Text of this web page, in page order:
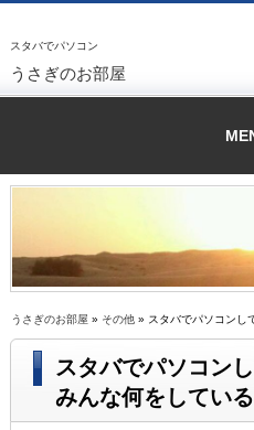
スタバでパソコン
うさぎのお部屋
うさぎのお部屋 » その他 » スタバでパソコンし
スタバでパソコン
みんな何をしてい